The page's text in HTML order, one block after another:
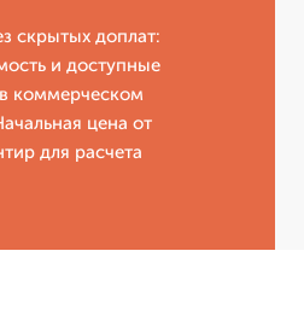
скрытых доплат:
и доступные
коммерческом
цена от
для расчета